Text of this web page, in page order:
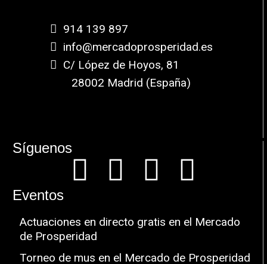
914 139 897
info@mercadoprosperidad.es
C/ López de Hoyos, 81
28002 Madrid (España)
Síguenos
Eventos
Actuaciones en directo gratis en el Mercado
de Prosperidad
Torneo de mus en el Mercado de Prosperidad